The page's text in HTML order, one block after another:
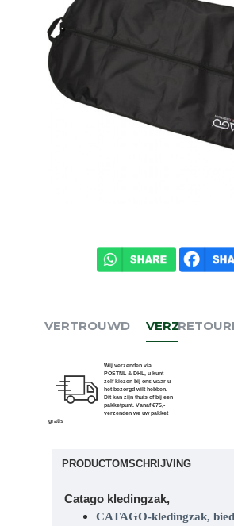
VERTROUWD VERZENDEN
Wij verzenden via
POSTNL & DHL, u kunt
zelf kiezen bij ons waar u
het bezorgd wilt hebben.
Dit kan zijn thuis of bij een
pakketpunt. Vanaf €75,-
verzenden we uw pakket
gratis
PRODUCTOMSCHRIJVING
Catago kledingzak,
CATAGO-kledingzak,